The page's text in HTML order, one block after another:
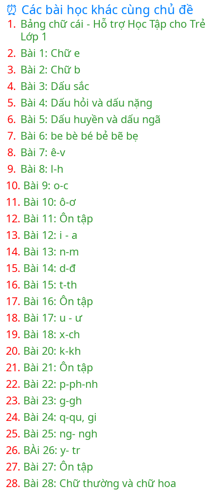
⏰ Các bài học khác cùng chủ đề
1. Bảng chữ cái - Hỗ trợ Học Tập cho Trẻ
Lớp 1
2. Bài 1: Chữ e
3. Bài 2: Chữ b
4. Bài 3: Dấu sắc
5. Bài 4: Dấu hỏi và dấu nặng
6. Bài 5: Dấu huyền và dấu ngã
7. Bài 6: be bè bé bẻ bẽ bẹ
8. Bài 7: ê-v
9. Bài 8: l-h
10. Bài 9: o-c
11. Bài 10: ô-ơ
12. Bài 11: Ôn tập
13. Bài 12: i - a
14. Bài 13: n-m
15. Bài 14: d-đ
16. Bài 15: t-th
17. Bài 16: Ôn tập
18. Bài 17: u - ư
19. Bài 18: x-ch
20. Bài 20: k-kh
21. Bài 21: Ôn tập
22. Bài 22: p-ph-nh
23. Bài 23: g-gh
24. Bài 24: q-qu, gi
25. Bài 25: ng- ngh
26. BÀi 26: y- tr
27. Bài 27: Ôn tập
28. Bài 28: Chữ thường và chữ hoa